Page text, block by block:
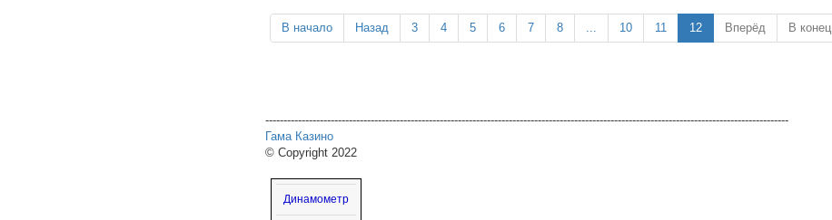
В начало Назад 3 4 5 6 7 8 10 11 12 Вперёд В конец
------------------------------------------------------------------------------------------------------------------------------------------------
Гама Казино
© Copyright 2022
Динамометр